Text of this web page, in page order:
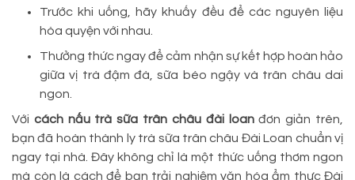
Trước khi uống, hãy khuấy đều để các nguyên liệu
hòa quyện với nhau.
Thưởng thức ngay để cảm nhận sự kết hợp hoàn hảo
giữa vị trà đậm đà, sữa béo ngậy và trân châu dai
ngon.
Với cách nấu trà sữa trân châu đài loanđơn giản trên,
bạn đã hoàn thành ly trà sữa trân châu Đài Loan chuẩn vị
ngay tại nhà. Đây không chỉ là một thức uống thơm ngon
mà còn là cách để bạn trải nghiệm văn hóa ẩm thực Đài